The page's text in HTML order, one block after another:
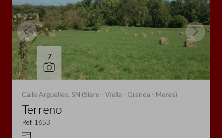
7
Calle Arguelles, SN (Siero - Viella - Granda - Meres)
Terreno
Ref. 1653